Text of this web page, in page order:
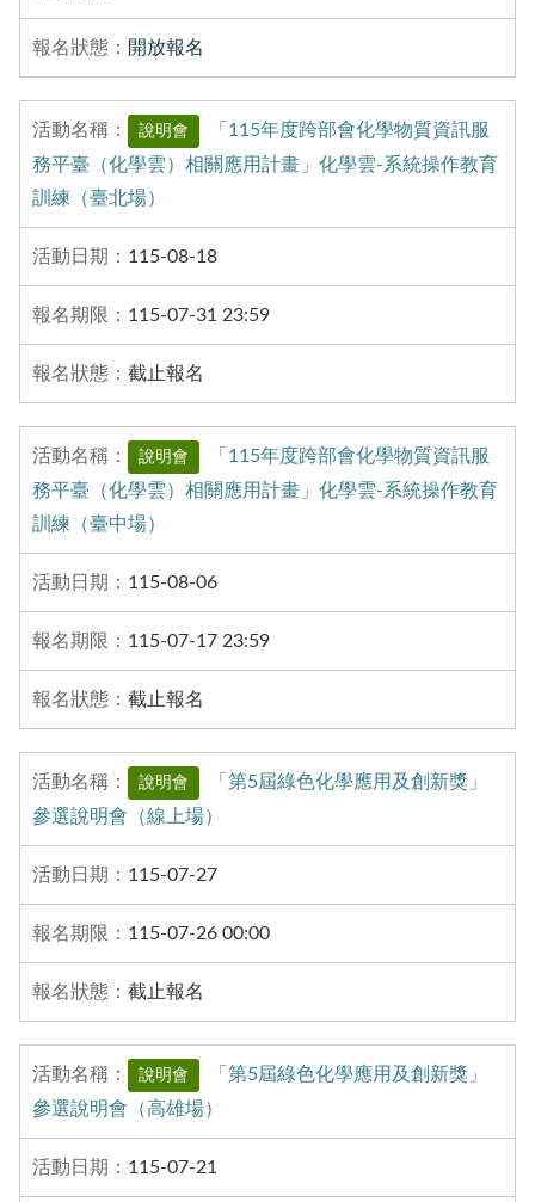
開放報名
說明會
「115年度跨部會化學物質資訊服
務平臺（化學雲）相關應⽤計畫」化學雲-系統操作教育
訓練（臺北場）
115-08-18
115-07-31 23:59
截止報名
說明會
「115年度跨部會化學物質資訊服
務平臺（化學雲）相關應⽤計畫」化學雲-系統操作教育
訓練（臺中場）
115-08-06
115-07-17 23:59
截止報名
說明會
「第5屆綠色化學應用及創新獎」
參選說明會（線上場）
115-07-27
115-07-26 00:00
截止報名
說明會
「第5屆綠色化學應用及創新獎」
參選說明會（高雄場）
115-07-21